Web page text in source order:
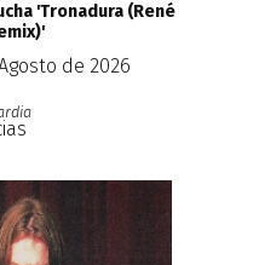
'Tronadura (René
de 2026